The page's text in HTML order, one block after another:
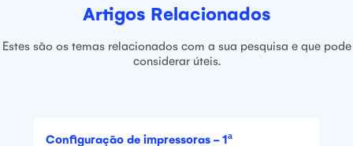
Artigos Relacionados
Estes são os temas relacionados com a sua pesquisa e que pode
considerar úteis.
Configuração de impressoras - 1ª